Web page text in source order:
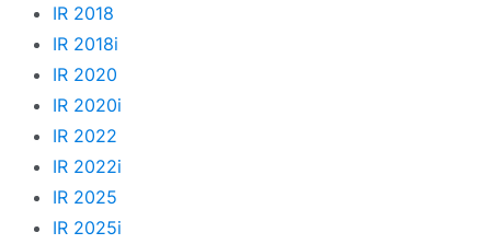
IR 2018
IR 2018i
IR 2020
IR 2020i
IR 2022
IR 2022i
IR 2025
IR 2025i